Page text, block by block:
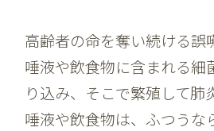
高齢者の命を奪い続ける誤
唾液や飲食物に含まれる細
り込み、そこで繁殖して肺
唾液や飲食物は、ふつうな